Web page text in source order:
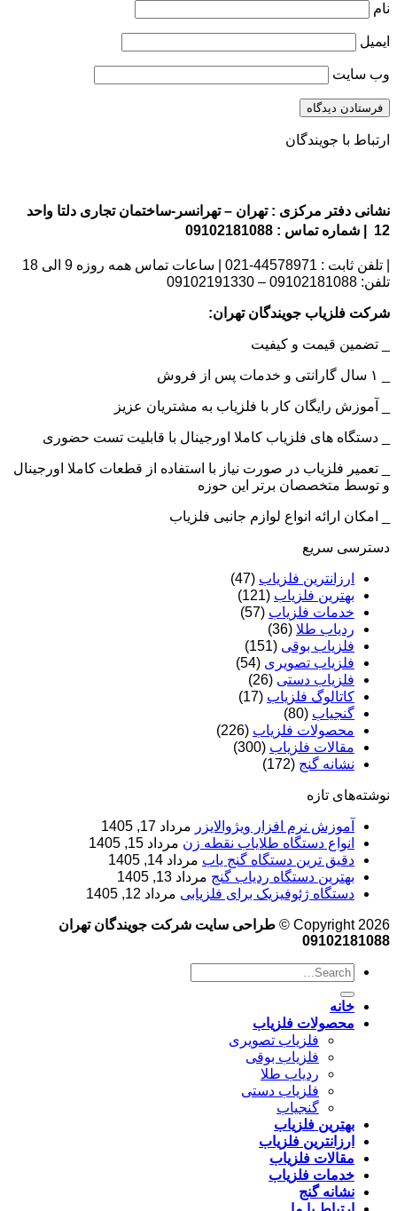
نام
ایمیل
وب‌ سایت
ارتباط با جویندگان
نشانی دفتر مرکزی : تهران – تهرانسر-ساختمان تجاری دلتا واحد
12 | شماره تماس : 09102181088
| تلفن ثابت : 44578971-021 | ساعات تماس همه روزه 9 الی 18
تلفن: 09102181088 – 09102191330
شرکت فلزیاب جویندگان تهران:
_ تضمین قیمت و کیفیت
_ آموزش رایگان کار با فلزیاب به مشتریان عزیز
_ دستگاه های فلزیاب کاملا اورجینال با قابلیت تست حضوری
_ تعمیر فلزیاب در صورت نیاز با استفاده از قطعات کاملا اورجینال
و توسط متخصصان برتر این حوزه
_ امکان ارائه انواع لوازم جانبی فلزیاب
دسترسی سریع
ارزانترین فلزیاب (47)
بهترین فلزیاب (121)
خدمات فلزیاب (57)
ردیاب طلا (36)
فلزیاب بوقی (151)
فلزیاب تصویری (54)
فلزیاب دستی (26)
کاتالوگ فلزیاب (17)
گنجیاب (80)
محصولات فلزیاب (226)
مقالات فلزیاب (300)
نشانه گنج (172)
نوشته‌های تازه
آموزش نرم‌ افزار ویژوالایزر مرداد 17, 1405
انواع دستگاه طلایاب نقطه زن مرداد 15, 1405
دقیق ترین دستگاه گنج یاب مرداد 14, 1405
بهترین دستگاه ردیاب گنج مرداد 13, 1405
دستگاه ژئوفیزیک برای فلزیابی مرداد 12, 1405
Copyright 2026 ©
طراحی سایت شرکت جویندگان تهران
09102181088
خانه
محصولات فلزیاب
فلزیاب تصویری
فلزیاب بوقی
ردیاب طلا
فلزیاب دستی
گنجیاب
بهترین فلزیاب
ارزانترین فلزیاب
مقالات فلزیاب
خدمات فلزیاب
نشانه گنج